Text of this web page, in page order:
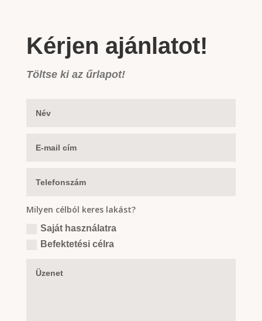
Kérjen ajánlatot!
Töltse ki az űrlapot!
Milyen célból keres lakást?
Saját használatra
Befektetési célra